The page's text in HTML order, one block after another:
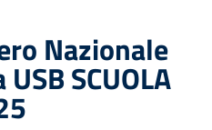
Nazionale
SCUOLA